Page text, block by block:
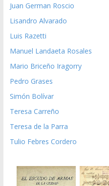
Juan German Roscio
Lisandro Alvarado
Luis Razetti
Manuel Landaeta Rosales
Mario Briceño Iragorry
Pedro Grases
Simón Bolívar
Teresa Carreño
Teresa de la Parra
Tulio Febres Cordero